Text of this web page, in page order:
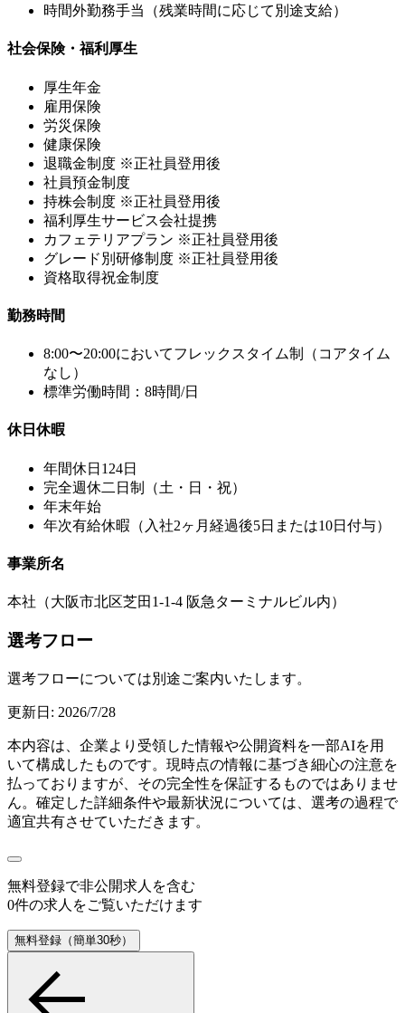
時間外勤務手当（残業時間に応じて別途支給）
社会保険・福利厚生
厚生年金
雇用保険
労災保険
健康保険
退職金制度 ※正社員登用後
社員預金制度
持株会制度 ※正社員登用後
福利厚生サービス会社提携
カフェテリアプラン ※正社員登用後
グレード別研修制度 ※正社員登用後
資格取得祝金制度
勤務時間
8:00〜20:00においてフレックスタイム制（コアタイム
なし）
標準労働時間：8時間/日
休日休暇
年間休日124日
完全週休二日制（土・日・祝）
年末年始
年次有給休暇（入社2ヶ月経過後5日または10日付与）
事業所名
本社（大阪市北区芝田1-1-4 阪急ターミナルビル内）
選考フロー
選考フローについては別途ご案内いたします。
更新日: 2026/7/28
本内容は、企業より受領した情報や公開資料を一部AIを用
いて構成したものです。現時点の情報に基づき細心の注意を
払っておりますが、その完全性を保証するものではありませ
ん。確定した詳細条件や最新状況については、選考の過程で
適宜共有させていただきます。
無料登録で非公開求人 を含む
0件の求人をご覧いただけます
無料登録（簡単30秒）